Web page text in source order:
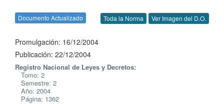
Documento Actualizado Toda la Norma Ver Imagen del D.O.
Promulgación: 16/12/2004
Publicación: 22/12/2004
Registro Nacional de Leyes y Decretos:
Tomo: 2
Semestre: 2
Año: 2004
Página: 1362